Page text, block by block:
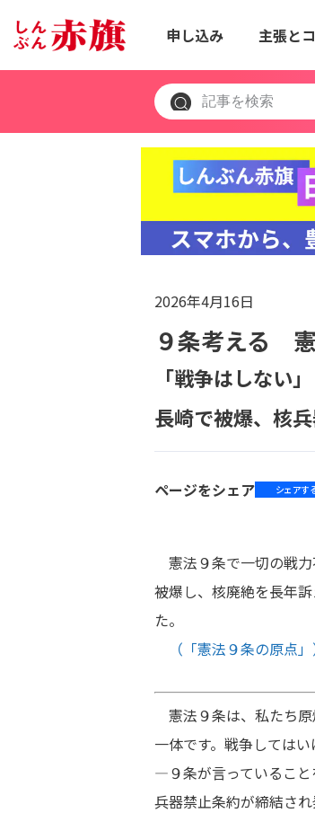
申し込み 主張と
2026年4月16日
９条考える
「戦争はしない
長崎で被爆、核
ページをシェア シェアす
憲法９条で一切の戦
被爆し、核廃絶を長年
た。
（「憲法９条の原点」
憲法９条は、私たち
一体です。戦争しては
―９条が言っているこ
兵器禁止条約が締結さ